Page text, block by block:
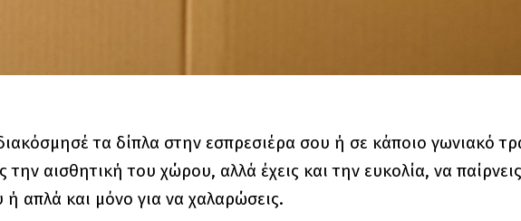
τα δίπλα στην εσπρεσιέρα σου ή σε κάποιο γωνιακό
αισθητική του χώρου, αλλά έχεις και την ευκολία, να
απλά και μόνο για να χαλαρώσεις.